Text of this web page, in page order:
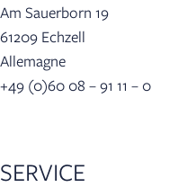
Am Sauerborn 19
61209 Echzell
Allemagne
+49 (0)60 08 – 91 11 – 0
SERVICE